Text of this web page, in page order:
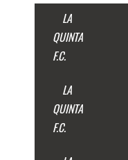
LA
QUINTA
F.C.
LA
QUINTA
F.C.